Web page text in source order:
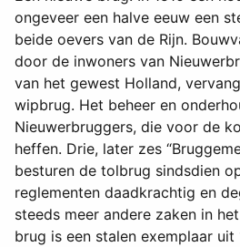
ongeveer een halve eeuw een
beide oevers van de Rijn.
door de inwoners van
van het gewest Holland,
wipbrug. Het beheer en
Nieuwerbruggers, die voor de
heffen. Drie, later zes
besturen de tolbrug sindsdien
reglementen daadkrachtig en
steeds meer andere zaken in
brug is een stalen exemplaar uit